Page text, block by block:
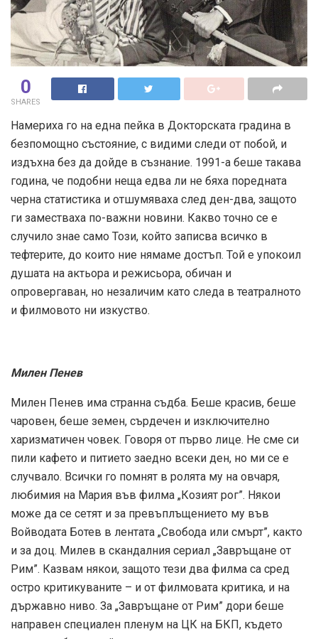
0
SHARES
Намериха го на една пейка в Докторската градина в
безпомощно състояние, с видими следи от побой, и
издъхна без да дойде в съзнание. 1991-а беше такава
година, че подобни неща едва ли не бяха поредната
черна статистика и отшумяваха след ден-два, защото
ги заместваха по-важни новини. Какво точно се е
случило знае само Този, който записва всичко в
тефтерите, до които ние нямаме достъп. Той е упокоил
душата на актьора и режисьора, обичан и
опровергаван, но незаличим като следа в театралното
и филмовото ни изкуство.
Милен Пенев
Милен Пенев има странна съдба. Беше красив, беше
чаровен, беше земен, сърдечен и изключително
харизматичен човек. Говоря от първо лице. Не сме си
пили кафето и питието заедно всеки ден, но ми се е
случвало. Всички го помнят в ролята му на овчаря,
любимия на Мария във филма „Козият рог”. Някои
може да се сетят и за превъплъщението му във
Войводата Ботев в лентата „Свобода или смърт”, както
и за доц. Милев в скандалния сериал „Завръщане от
Рим”. Казвам някои, защото тези два филма са сред
остро критикуваните – и от филмовата критика, и на
държавно ниво. За „Завръщане от Рим” дори беше
направен специален пленум на ЦК на БКП, където